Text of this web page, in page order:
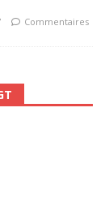
Commentaires